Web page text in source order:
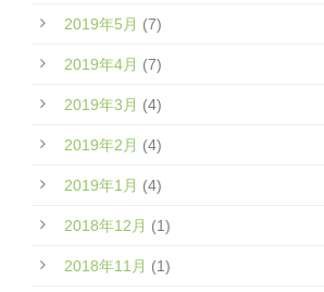
2019年5月 (7)
2019年4月 (7)
2019年3月 (4)
2019年2月 (4)
2019年1月 (4)
2018年12月 (1)
2018年11月 (1)